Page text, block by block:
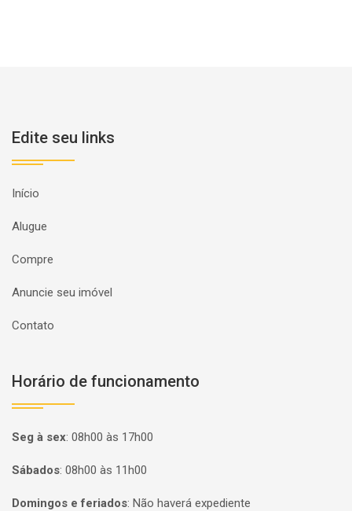
Edite seu links
Início
Alugue
Compre
Anuncie seu imóvel
Contato
Horário de funcionamento
Seg à sex: 08h00 às 17h00
Sábados: 08h00 às 11h00
Domingos e feriados: Não haverá expediente